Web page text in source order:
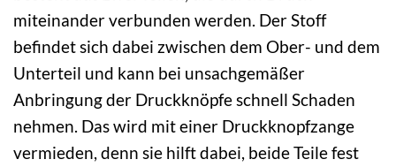
miteinander verbunden werden. Der Stoff
befindet sich dabei zwischen dem Ober- und dem
Unterteil und kann bei unsachgemäßer
Anbringung der Druckknöpfe schnell Schaden
nehmen. Das wird mit einer Druckknopfzange
vermieden, denn sie hilft dabei, beide Teile fest